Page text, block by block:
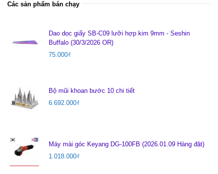
Các sản phẩm bán chạy
Dao dọc giấy SB-C09 lưỡi hợp kim 9mm - Seshin
Buffalo (30/3/2026 OR)
75.000₫
Bộ mũi khoan bước 10 chi tiết
6.692.000₫
Máy mài góc Keyang DG-100FB (2026.01.09 Hàng đặt)
1.018.000₫